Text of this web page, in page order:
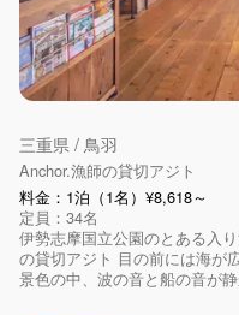
三重県 / 鳥羽
Anchor.漁師の貸切アジト
料金：1泊（1名）¥8,618～
定員：34名
伊勢志摩国立公園のとある入
の貸切アジト 目の前には海が
景色の中、波の音と船の音が